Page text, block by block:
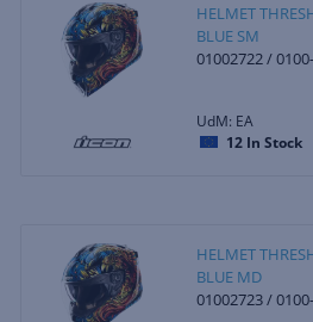
HELMET
BLUE SM
01002722 /
UdM: EA
12 In Stock
HELMET
BLUE MD
01002723 /